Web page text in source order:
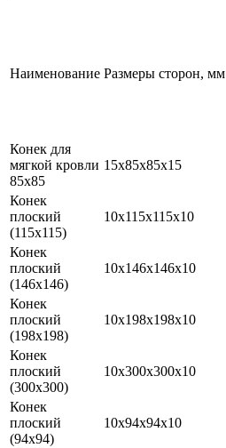
Наименование Размеры сторон, мм
Конек для
мягкой кровли
85х85
15х85х85х15
Конек
плоский
(115х115)
10х115х115х10
Конек
плоский
(146х146)
10х146х146х10
Конек
плоский
(198х198)
10х198х198х10
Конек
плоский
(300х300)
10х300х300х10
Конек
плоский
(94х94)
10х94х94х10